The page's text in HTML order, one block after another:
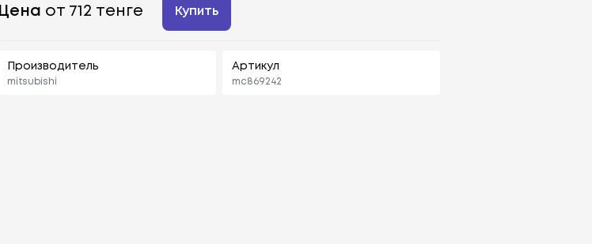
Цена от 712 тенге Купить
Производитель
mitsubishi
Артикул
mc869242